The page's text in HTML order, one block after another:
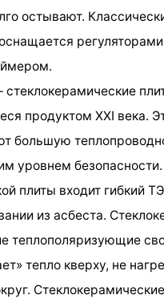
остывают.
регуляторами
стеклокерамические
продуктом XXI века.
большую
уровнем
плиты входит гибкий
из асбеста.
теплополяризующие
тепло кверху, не